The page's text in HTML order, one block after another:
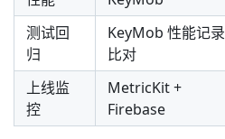
测试回
归
KeyMob 性能记录
比对
上线监
控
MetricKit +
Firebase